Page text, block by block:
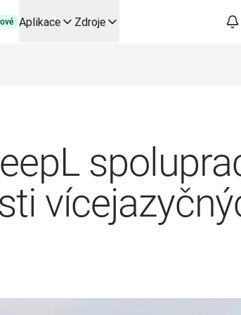
založené na AI pro klíčové případy použití a
překladatelské pracovní postupy od
API
Aplikace Zdroje